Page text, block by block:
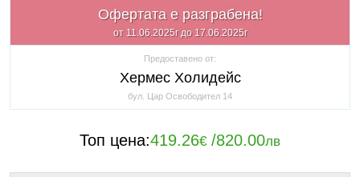
Офертата е разграбена!
от 11.06.2025г до 17.06.2025г
Предоставено от:
Хермес Холидейс
бул. Цар Освободител 14
Топ цена:419.26€ /820.00лв